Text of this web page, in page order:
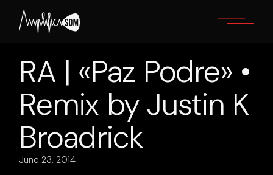
content
RA | «Paz Podre» •
Remix by Justin K
Broadrick
June 23, 2014